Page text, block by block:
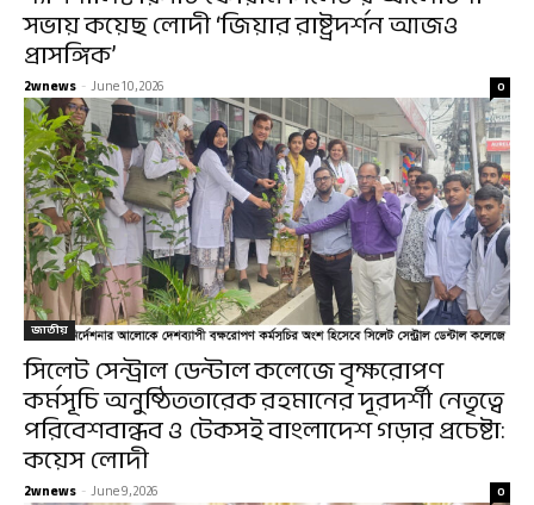
সভায় কয়েছ লোদী ‘জিয়ার রাষ্ট্রদর্শন আজও
প্রাসঙ্গিক’
2wnews -June 10, 2026 0
জাতীয়
সিলেট সেন্ট্রাল ডেন্টাল কলেজে বৃক্ষরোপণ
কর্মসূচি অনুষ্ঠিততারেক রহমানের দূরদর্শী নেতৃত্বে
পরিবেশবান্ধব ও টেকসই বাংলাদেশ গড়ার প্রচেষ্টা:
কয়েস লোদী
2wnews -June 9, 2026 0